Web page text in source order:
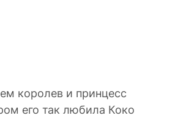
королев и принцесс
его так любила Коко